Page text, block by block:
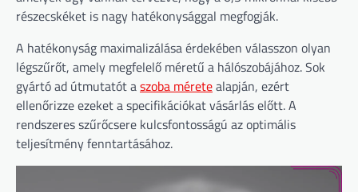
részecskéket is nagy hatékonysággal megfogják.
A hatékonyság maximalizálása érdekében válasszon olyan
légszűrőt, amely megfelelő méretű a hálószobájához. Sok
gyártó ad útmutatót aszoba méretealapján, ezért
ellenőrizze ezeket a specifikációkat vásárlás előtt. A
rendszeres szűrőcsere kulcsfontosságú az optimális
teljesítmény fenntartásához.